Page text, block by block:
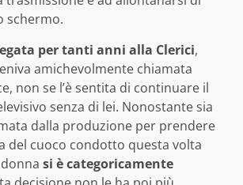
schermo.
per tanti anni alla Clerici,
amichevolmente chiamata
non se l’è sentita di continuare il
senza di lei. Nonostante sia
dalla produzione per prendere
del cuoco condotto questa volta
si è categoricamente